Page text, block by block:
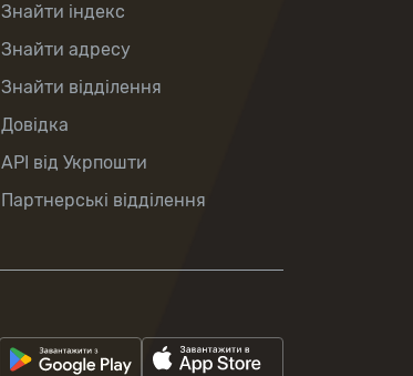
Знайти індекс
Знайти адресу
Знайти відділення
Довідка
API від Укрпошти
Партнерські відділення